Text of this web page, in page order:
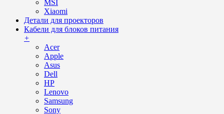
MSI
Xiaomi
Детали для проекторов
Кабели для блоков питания
+
Acer
Apple
Asus
Dell
HP
Lenovo
Samsung
Sony